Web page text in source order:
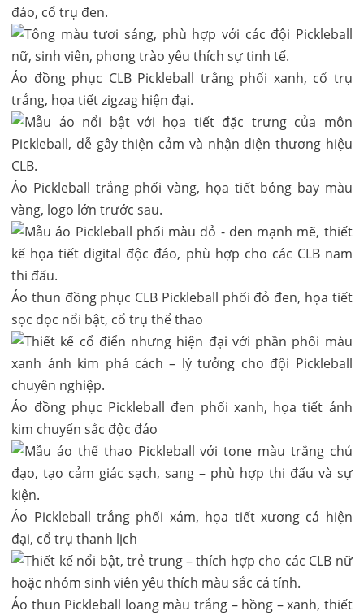
đáo, cổ trụ đen.
Áo đồng phục CLB Pickleball trắng phối xanh, cổ trụ
trắng, họa tiết zigzag hiện đại.
Áo Pickleball trắng phối vàng, họa tiết bóng bay màu
vàng, logo lớn trước sau.
Áo thun đồng phục CLB Pickleball phối đỏ đen, họa tiết
sọc dọc nổi bật, cổ trụ thể thao
Áo đồng phục Pickleball đen phối xanh, họa tiết ánh
kim chuyển sắc độc đáo
Áo Pickleball trắng phối xám, họa tiết xương cá hiện
đại, cổ trụ thanh lịch
Áo thun Pickleball loang màu trắng – hồng – xanh, thiết